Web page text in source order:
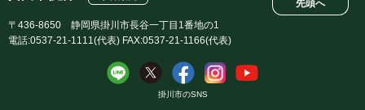
先頭へ
〒436-8650 静岡県掛川市長谷一丁目1番地の1
電話:0537-21-1111(代表) FAX:0537-21-1166(代表)
掛川市のSNS